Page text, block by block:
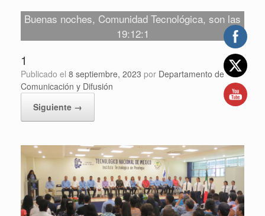
Buenas noches, Comunidad Tecnológica, son las
19:12:1
1
Publicado el 8 septiembre, 2023 por Departamento de
Comunicación y Difusión
Siguiente →